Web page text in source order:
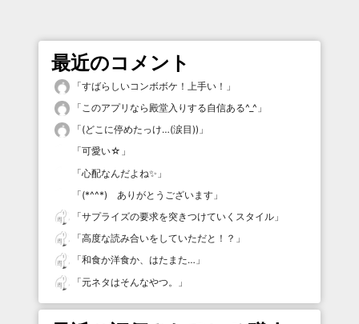
最近のコメント
「すばらしいコンボボケ！上手い！ 」
「このアプリなら殿堂入りする自信ある^_^ 」
「(どこに停めたっけ…(涙目)) 」
「可愛い☆ 」
「心配なんだよね✨ 」
「(*^^*) ありがとうございます 」
「サプライズの要求を突きつけていくスタイル 」
「高度な読み合いをしていただと！？ 」
「和食か洋食か、はたまた… 」
「元ネタはそんなやつ。 」